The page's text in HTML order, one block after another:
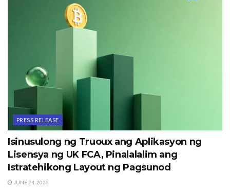
PRESS RELEASE
Isinusulong ng Truoux ang Aplikasyon ng
Lisensya ng UK FCA, Pinalalalim ang
Istratehikong Layout ng Pagsunod
JUNE 24, 2026